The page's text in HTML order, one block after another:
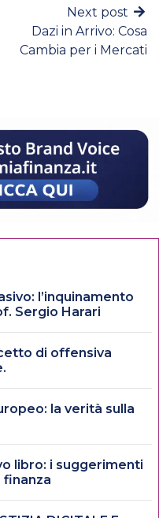
Next post
Dazi in Arrivo: Cosa
Cambia per i Mercati
l’inquinamento
Sergio Harari
di offensiva
la verità sulla
libro: i suggerimenti
finanza